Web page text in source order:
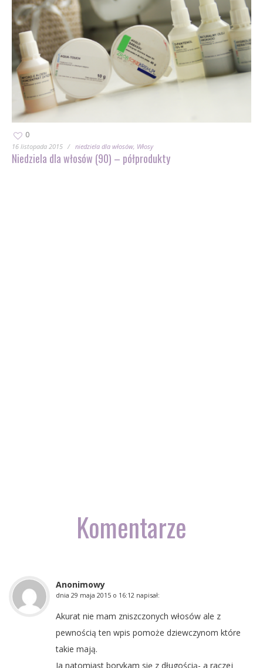
0
16 listopada 2015 niedziela dla włosów Włosy
Niedziela dla włosów (90) – półprodukty
Komentarze
Anonimowy
dnia 29 maja 2015 o 16:12 napisał:
Akurat nie mam zniszczonych włosów ale z
pewnością ten wpis pomoże dziewczynom które
takie mają.
Ja natomiast borykam się z długością- a raczej